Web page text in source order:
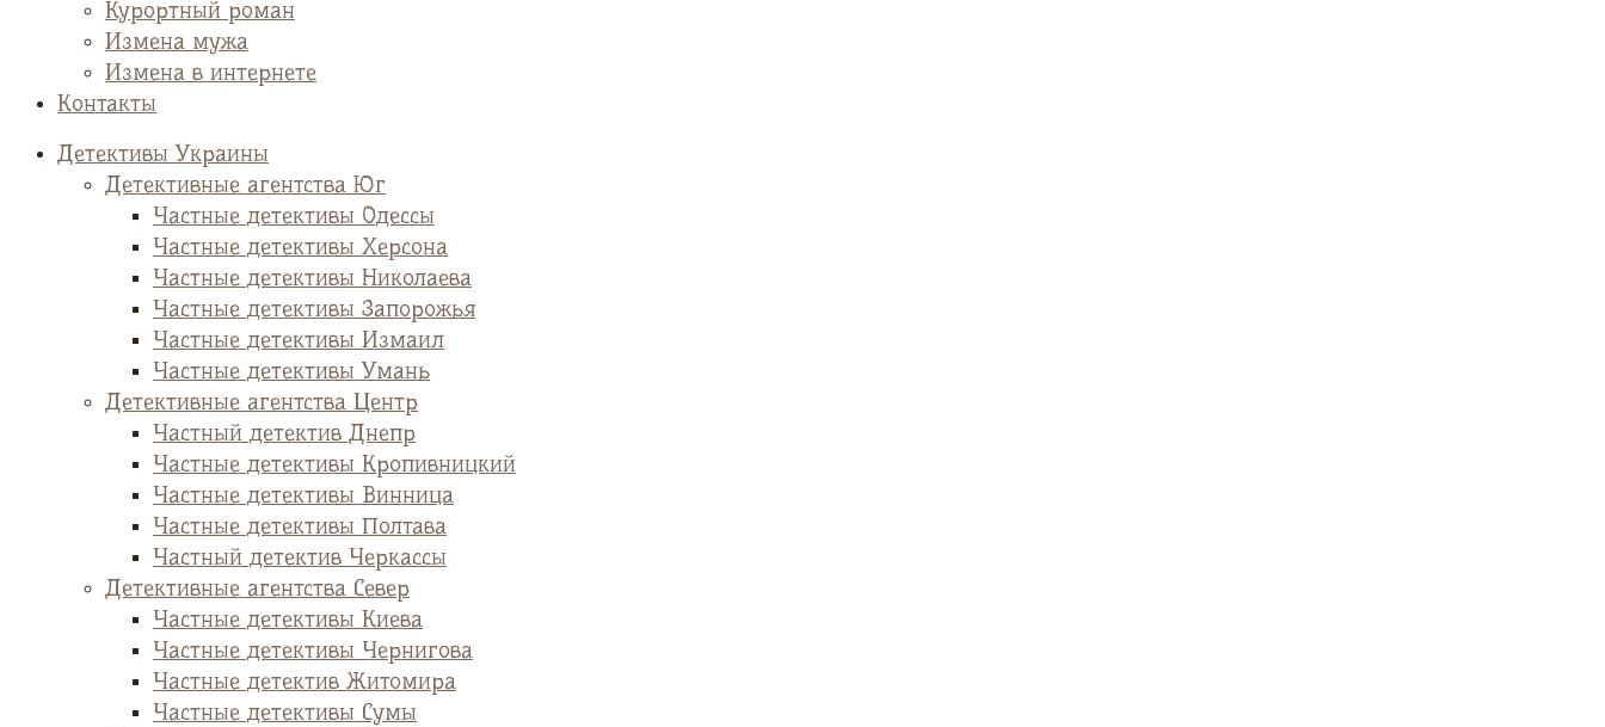
Курортный роман
Измена мужа
Измена в интернете
Контакты
Детективы Украины
Детективные агентства Юг
Частные детективы Одессы
Частные детективы Херсона
Частные детективы Николаева
Частные детективы Запорожья
Частные детективы Измаил
Частные детективы Умань
Детективные агентства Центр
Частный детектив Днепр
Частные детективы Кропивницкий
Частные детективы Винница
Частные детективы Полтава
Частный детектив Черкассы
Детективные агентства Север
Частные детективы Киева
Частные детективы Чернигова
Частные детектив Житомира
Частные детективы Сумы